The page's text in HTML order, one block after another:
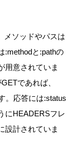
メソッドやパスは
:methodと:pathの
用意されていま
であれば、
。応答には:status
にHEADERSフレ
設計されていま